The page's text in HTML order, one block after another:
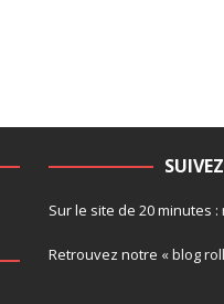
Sur le site de 20 minutes :
Retrouvez notre « blog